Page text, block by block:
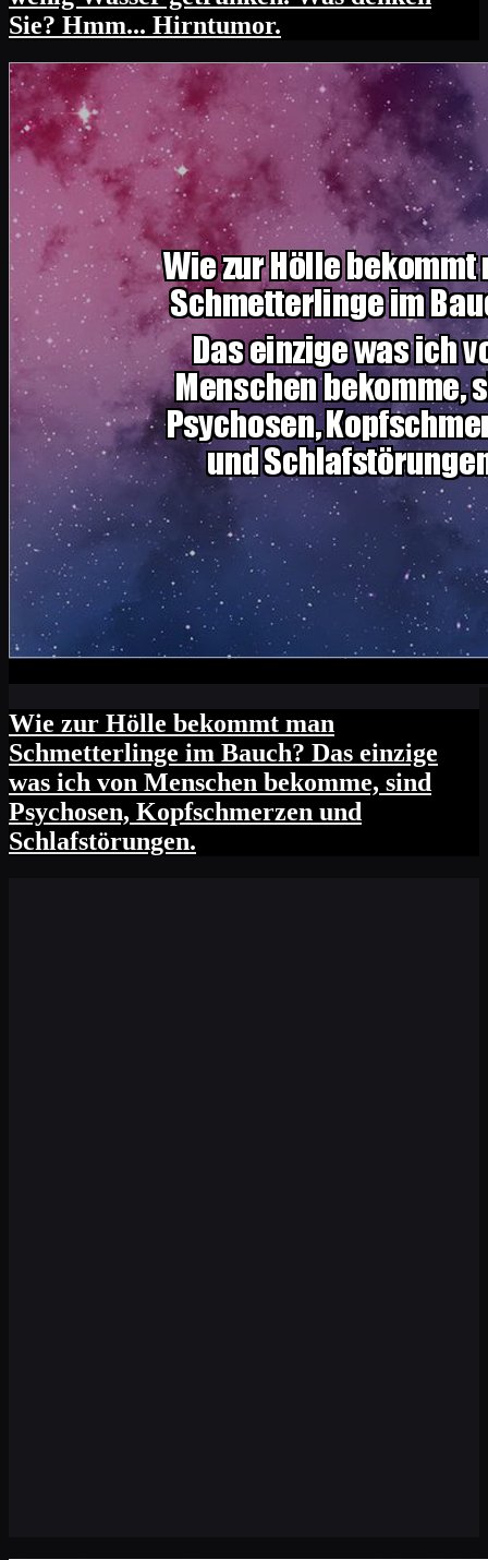
Sie? Hmm... Hirntumor.
Wie zur Hölle bekommt man
Schmetterlinge im Bauch? Das einzige
was ich von Menschen bekomme, sind
Psychosen, Kopfschmerzen und
Schlafstörungen.